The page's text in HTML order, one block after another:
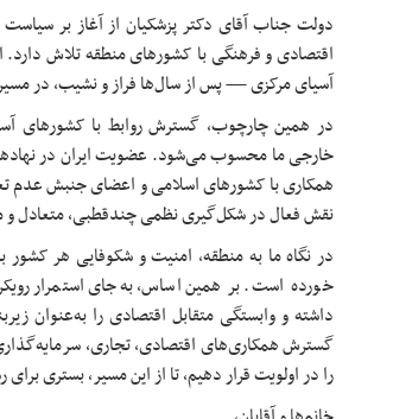
دولت جناب آقای دکتر پزشکیان از آغاز بر
اقتصادی و فرهنگی با کشورهای منطقه تلاش
آسیای مرکزی — پس از سال‌ها فراز و نشیب، در
در همین چارچوب، گسترش روابط با کشورهای
خارجی ما محسوب می‌شود. عضویت ایران در
همکاری با کشورهای اسلامی و اعضای جنبش عدم
نقش فعال در شکل‌گیری نظمی چندقطبی، متعادل و
در نگاه ما به منطقه، امنیت و شکوفایی هر کشور
خورده است. بر همین اساس، به‌جای استمرار
داشته و وابستگی متقابل اقتصادی را به‌عنوان
گسترش همکاری‌های اقتصادی، تجاری،
را در اولویت قرار دهیم، تا از این مسیر، بستری